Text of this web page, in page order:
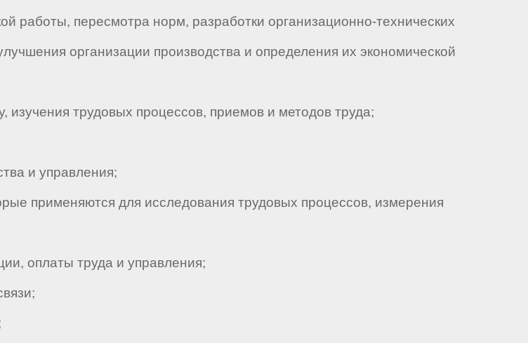
работы, пересмотра норм, разработки организационно-технических
организации производства и определения их экономической
трудовых процессов, приемов и методов труда;
и управления;
применяются для исследования трудовых процессов, измерения
оплаты труда и управления;